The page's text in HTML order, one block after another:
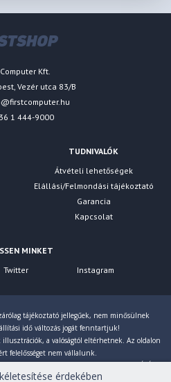
Kft.
Vezér utca 83/B
1 444-9000
TUDNIVALÓK
Átvételi lehetőségek
Elállási/Felmondási tájékoztató
Garancia
Kapcsolat
MINKET
Twitter Instagram
tájékoztató jellegűek, nem minősülnek
idő változás jogát fenntartjuk!
a valóságtól eltérhetnek. Az oldalon
felelősséget nem vállalunk.
érvényesek! Bruttó árainkat 27% ÁFÁ-val
érdekében